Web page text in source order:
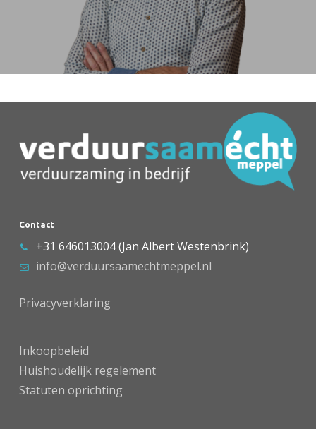
Contact
+31 646013004 (Jan Albert Westenbrink)
info@verduursaamechtmeppel.nl
Privacyverklaring
Inkoopbeleid
Huishoudelijk regelement
Statuten oprichting